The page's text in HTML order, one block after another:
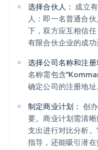
选择合伙人： 成立
人：即一名普通合
下，双方应互相信
有限合伙企业的成功
选择公司名称和注册
名称需包含
确定公司的注册地址
制定商业计划： 创
要。商业计划需清
支出进行对比分析
指导，还能吸引潜在